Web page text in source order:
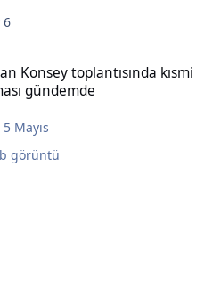
6
Konsey toplantısında kısmi
gündemde
5 Mayıs
görüntü